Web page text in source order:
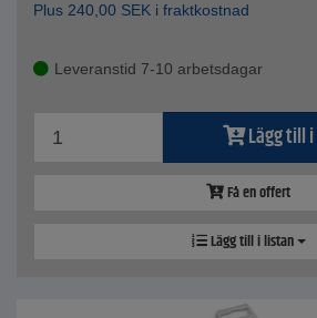
Plus 240,00 SEK i fraktkostnad
Leveranstid 7-10 arbetsdagar
Lägg till
Få en offert
Lägg till i listan